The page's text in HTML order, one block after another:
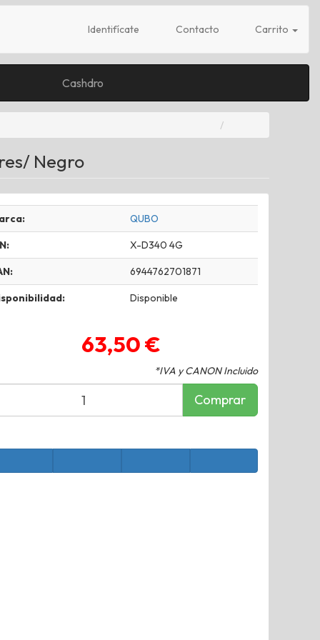
Identifícate Contacto Carrito
Cashdro
Negro
QUBO
X-D340 4G
6944762701871
Disponible
63,50 €
*IVA y CANON Incluido
Comprar